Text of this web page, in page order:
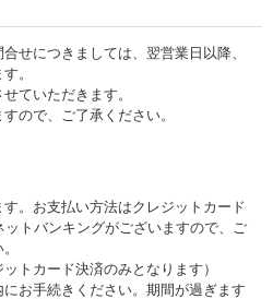
せにつきましては、翌営業日以降、
。
ていただきます。
ので、ご了承ください。
す。お支払い方法はクレジットカード
トバンキングがございますので、ご
トカード決済のみとなります）
お手続きください。期間が過ぎます